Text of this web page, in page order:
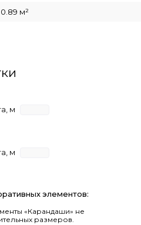
0.89 м²
м
м
элементов:
«Карандаши» не
размеров.